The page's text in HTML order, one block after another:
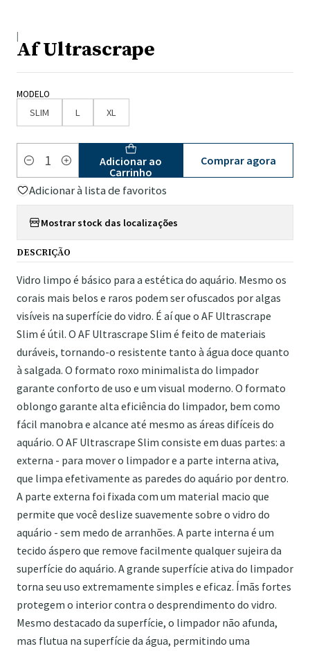
|
Af Ultrascrape
MODELO
SLIM L XL
Quantidade
Adicionar ao
Carrinho
Comprar agora
Adicionar à lista de favoritos
Mostrar stock das localizações
DESCRIÇÃO
Vidro limpo é básico para a estética do aquário. Mesmo os
corais mais belos e raros podem ser ofuscados por algas
visíveis na superfície do vidro. É aí que o AF Ultrascrape
Slim é útil. O AF Ultrascrape Slim é feito de materiais
duráveis, tornando-o resistente tanto à água doce quanto
à salgada. O formato roxo minimalista do limpador
garante conforto de uso e um visual moderno. O formato
oblongo garante alta eficiência do limpador, bem como
fácil manobra e alcance até mesmo as áreas difíceis do
aquário. O AF Ultrascrape Slim consiste em duas partes: a
externa - para mover o limpador e a parte interna ativa,
que limpa efetivamente as paredes do aquário por dentro.
A parte externa foi fixada com um material macio que
permite que você deslize suavemente sobre o vidro do
aquário - sem medo de arranhões. A parte interna é um
tecido áspero que remove facilmente qualquer sujeira da
superfície do aquário. A grande superfície ativa do limpador
torna seu uso extremamente simples e eficaz. Ímãs fortes
protegem o interior contra o desprendimento do vidro.
Mesmo destacado da superfície, o limpador não afunda,
mas flutua na superfície da água, permitindo uma